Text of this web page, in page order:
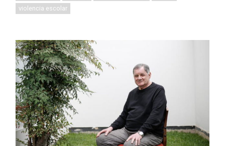
violencia escolar